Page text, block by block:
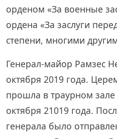
орденом «За военные
ордена «За заслуги
степени, многими
Генерал-майор Рамзес
октября 2019 года.
прошла в траурном
октября 21019 года.
генерала было